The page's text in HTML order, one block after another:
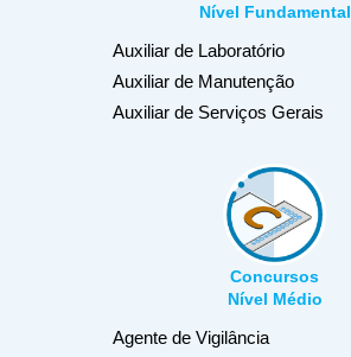
Nível Fundamental
Auxiliar de Laboratório
Auxiliar de Manutenção
Auxiliar de Serviços Gerais
Concursos
Nível Médio
Agente de Vigilância